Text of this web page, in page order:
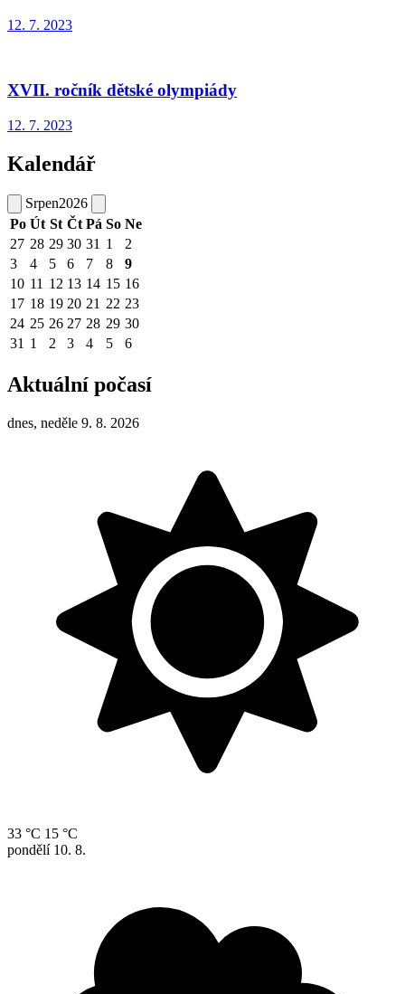
12. 7. 2023
XVII. ročník dětské olympiády
12. 7. 2023
Kalendář
Srpen2026
Po Út St Čt Pá So Ne
27 28 29 30 31 1
2
3
4 5 6 7 8
9
10 11 12 13 14 15 16
17 18 19 20 21 22 23
24 25 26 27 28 29 30
31 1 2 3 4 5 6
Aktuální počasí
dnes, neděle 9. 8. 2026
33 °C 15 °C
pondělí 10. 8.